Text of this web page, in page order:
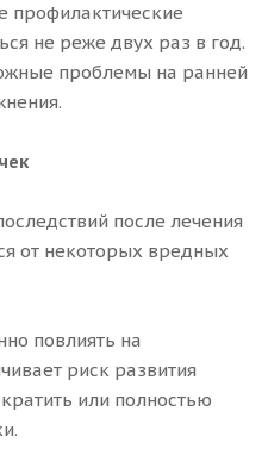
профилактические
не реже двух раз в год.
проблемы на ранней
после лечения
от некоторых вредных
повлиять на
риск развития
или полностью